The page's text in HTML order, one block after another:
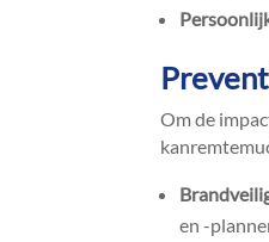
Om de
en -